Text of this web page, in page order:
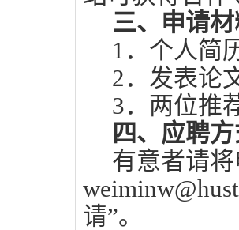
三、申请
1．个人简
2．发表论
3．两位推
四、应聘
有意者请
请”。